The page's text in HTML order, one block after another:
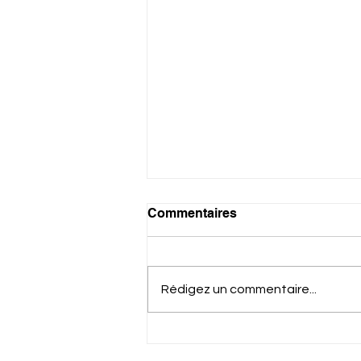
Commentaires
Rédigez un commentaire...